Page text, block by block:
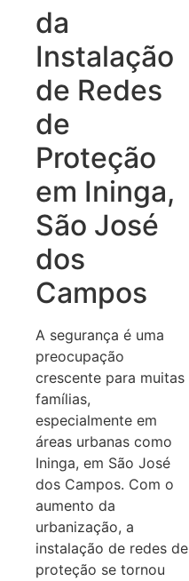
da
Instalação
de Redes
de
Proteção
em Ininga,
São José
dos
Campos
A segurança é uma
preocupação
crescente para muitas
famílias,
especialmente em
áreas urbanas como
Ininga, em São José
dos Campos. Com o
aumento da
urbanização, a
instalação de redes de
proteção se tornou